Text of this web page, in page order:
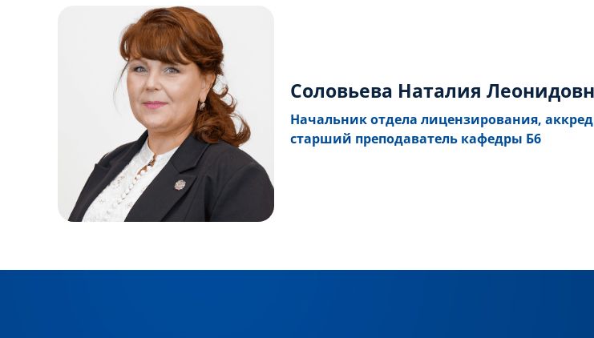
Соловьева Наталия
Начальник отдела лицензирования,
старший преподаватель кафедры Б6